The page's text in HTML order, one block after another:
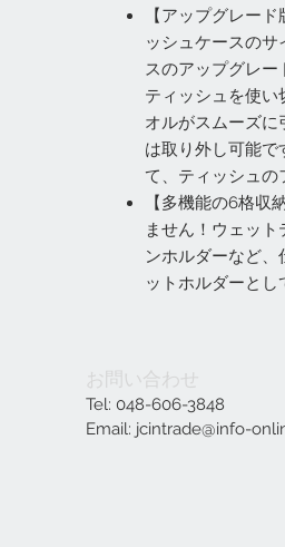
【アップグレー
ッシュケースのサ
スのアップグレー
ティッシュを使い
オルがスムーズに
は取り外し可能で
て、ティッシュの
【多機能の6格収
ません！ウェッ
ンホルダーなど
ットホルダーとし
お問い合わせ
Tel: 048-606-3848
Email: jcintrade@info-